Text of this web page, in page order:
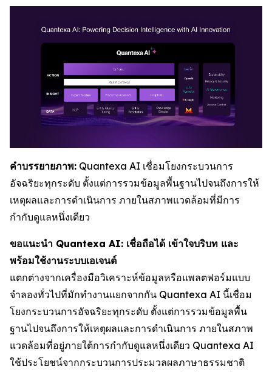
คำบรรยายภาพ: Quantexa AI เชื่อมโยงกระบวนการ
อัจฉริยะทุกระดับ ตั้งแต่การรวมข้อมูลพื้นฐานไปจนถึงการให้
เหตุผลและการดำเนินการ ภายในสภาพแวดล้อมที่มีการ
กำกับดูแลหนึ่งเดียว
ขอแนะนำ Quantexa AI: เชื่อถือได้ เข้าใจบริบท และ
พร้อมใช้งานระบบเอเจนต์
แตกต่างจากเครื่องมือวิเคราะห์ข้อมูลหรือแพลตฟอร์มแบบ
จำลองทั่วไปที่มักทำงานแยกจากกัน Quantexa AI นี้เชื่อม
โยงกระบวนการอัจฉริยะทุกระดับ ตั้งแต่การรวมข้อมูลพื้น
ฐานไปจนถึงการให้เหตุผลและการดำเนินการ ภายในสภาพ
แวดล้อมที่อยู่ภายใต้การกำกับดูแลหนึ่งเดียว Quantexa AI
ใช้ประโยชน์จากกระบวนการประมวลผลภาษาธรรมชาติ